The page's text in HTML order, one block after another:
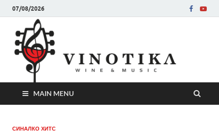
07/08/2026
MAIN MENU
СИНАЛКО ХИТС